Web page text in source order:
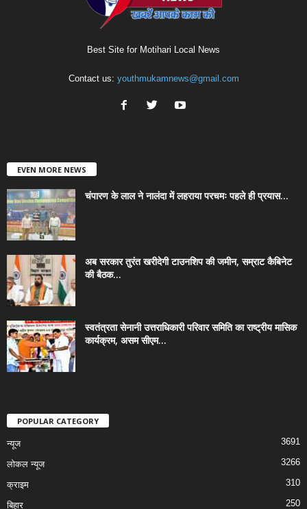
Best Site for Motihari Local News
Contact us: youthmukamnews@gmail.com
EVEN MORE NEWS
चंपारण के लाल ने नालंदा में लहराया परचमः पहले ही प्रयास...
अब सरकार तुरंत खरीदेगी टाउनशिप की जमीन, सम्राट कैबिनेट
की बैठक...
स्वतंत्रता सेनानी उत्तराधिकारी परिवार समिति का राष्ट्रीय मासिक
कार्यक्रम, असम सीएम...
POPULAR CATEGORY
न्यूज 3691
लोकल न्यूज 3266
क्राइम 310
बिहार 250